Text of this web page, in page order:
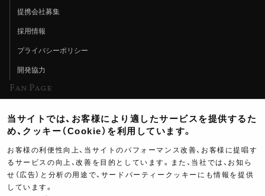
提携会社募集
採用情報
プライバシーポリシー
開発協力
Fan Page
ヨシムラTV
イベント情報
イベントスケジュール
ツーリングブレイクタイム
当サイトでは、お客様により適したサービスを提供するた
め、クッキー（Cookie）を利用しています。
お客様の利便性向上、当サイトのパフォーマンス改善、お客様に提唱す
るサービスの向上、改善を目的としています。また、当社では、お知ら
せ（広告）と分析の用途で、サードパーティークッキーにも情報を提供
しています。